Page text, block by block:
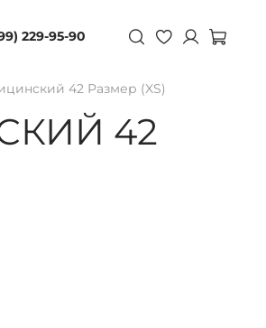
229-95-90
42 Размер (XS)
42